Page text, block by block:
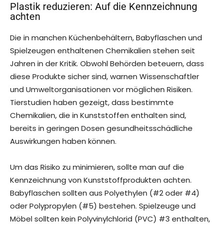
Plastik reduzieren: Auf die Kennzeichnung
achten
Die in manchen Küchenbehältern, Babyflaschen und
Spielzeugen enthaltenen Chemikalien stehen seit
Jahren in der Kritik. Obwohl Behörden beteuern, dass
diese Produkte sicher sind, warnen Wissenschaftler
und Umweltorganisationen vor möglichen Risiken.
Tierstudien haben gezeigt, dass bestimmte
Chemikalien, die in Kunststoffen enthalten sind,
bereits in geringen Dosen gesundheitsschädliche
Auswirkungen haben können.
Um das Risiko zu minimieren, sollte man auf die
Kennzeichnung von Kunststoffprodukten achten.
Babyflaschen sollten aus Polyethylen (#2 oder #4)
oder Polypropylen (#5) bestehen. Spielzeuge und
Möbel sollten kein Polyvinylchlorid (PVC) #3 enthalten,